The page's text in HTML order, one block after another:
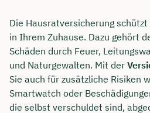
Die Hausratversicherung
in Ihrem Zuhause. Dazu gehört
Schäden durch Feuer,
und Naturgewalten. Mit der
Sie auch für zusätzliche Risiken
Smartwatch oder
die selbst verschuldet sind,